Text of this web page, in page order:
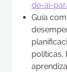
de-ai-
Guía
políticas,